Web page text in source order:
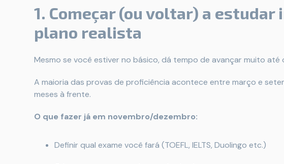
1. Começar (ou voltar) a estudar
plano realista
Mesmo se você estiver no básico, dá tempo de avançar muito até
A maioria das provas de proficiência acontece entre março e
meses à frente.
O que fazer já em novembro/dezembro:
Definir qual exame você fará (TOEFL, IELTS, Duolingo etc.)